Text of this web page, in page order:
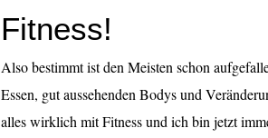
Fitness!
Also bestimmt ist den Meisten schon
Essen, gut aussehenden Bodys und
alles wirklich mit Fitness und ich bin jetzt